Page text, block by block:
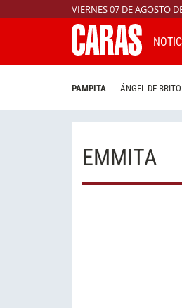
VIERNES 07 DE AGOSTO
PAMPITA ÁNGEL DE BRITO
EMMITA